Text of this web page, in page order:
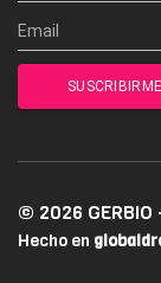
© 2026
Hecho en